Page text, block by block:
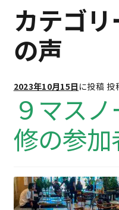
ン
へ
ス
ッ
プ
ス
キ
ッ
研修
M9notesのこと
お問い合わせ
アカウント
ご利用案内
特定商取引法に基づく
カテゴリ
の声
2023年10月15日 に投稿 投
９マス
修の参